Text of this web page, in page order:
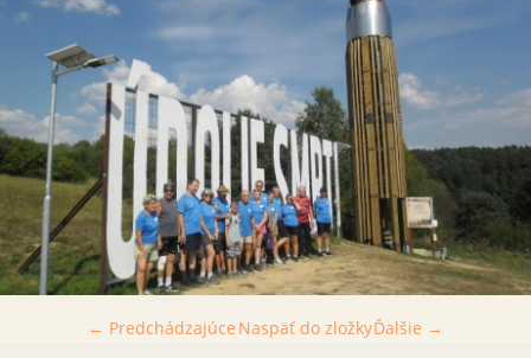
← Predchádzajúce Ďalšie →
Naspäť do zložky